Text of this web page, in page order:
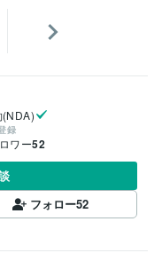
(NDA)
録
ワー52
フォロー52